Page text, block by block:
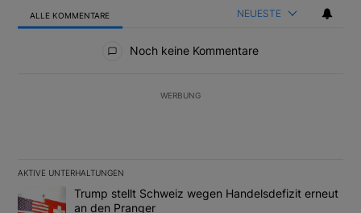
ALLE KOMMENTARE NEUESTE
Noch keine Kommentare
WERBUNG
AKTIVE UNTERHALTUNGEN
Das Folgende ist eine Liste der am meisten kommentierten
Ein Trendartikel mit dem Titel "Trump stellt Schweiz wegen
Trump stellt Schweiz wegen Handelsdefizit erneut
an den Pranger